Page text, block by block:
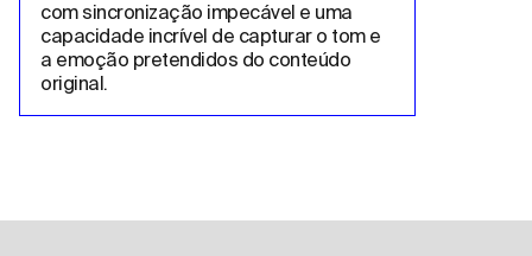
com sincronização impecável e uma
capacidade incrível de capturar o tom e
a emoção pretendidos do conteúdo
original.